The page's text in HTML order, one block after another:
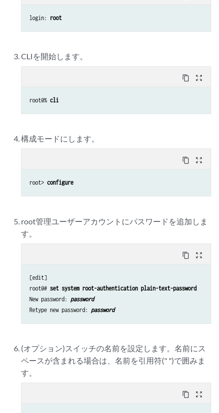
login: root
CLIを開始します。
content_copy zoom_out_map
root@% cli
構成モードにします。
content_copy zoom_out_map
root> configure
root管理ユーザーアカウントにパスワードを追加しま
す。
content_copy zoom_out_map
[edit]
root@# set system root-authentication plain-text-password
New password: password
Retype new password: password
(オプション)スイッチの名前を設定します。名前にス
ペースが含まれる場合は、名前を引用符(" ")で囲みま
す。
content_copy zoom_out_map